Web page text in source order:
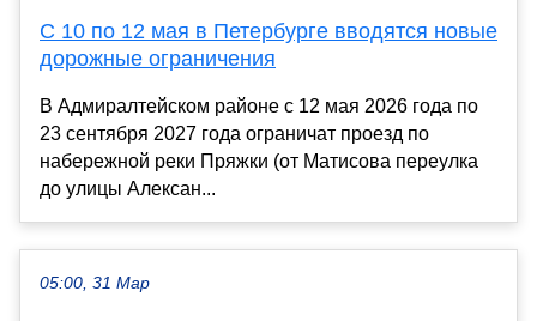
С 10 по 12 мая в Петербурге вводятся новые
дорожные ограничения
В Адмиралтейском районе с 12 мая 2026 года по
23 сентября 2027 года ограничат проезд по
набережной реки Пряжки (от Матисова переулка
до улицы Алексан...
05:00, 31 Мар